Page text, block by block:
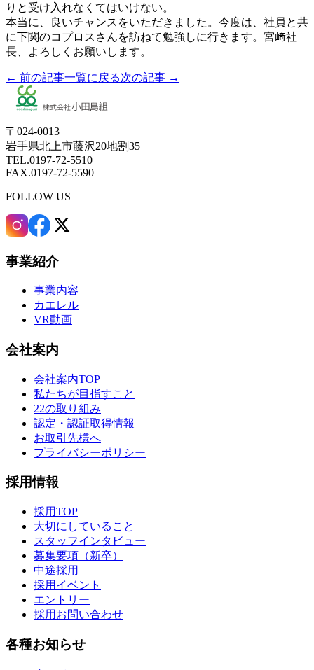
りと受け入れなくてはいけない。
本当に、良いチャンスをいただきました。今度は、社員と共
に下関のコプロスさんを訪ねて勉強しに行きます。宮﨑社
長、よろしくお願いします。
← 前の記事一覧に戻る次の記事 →
〒024-0013
岩手県北上市藤沢20地割35
TEL.0197-72-5510
FAX.0197-72-5590
FOLLOW US
事業紹介
事業内容
カエレル
VR動画
会社案内
会社案内TOP
私たちが目指すこと
22の取り組み
認定・認証取得情報
お取引先様へ
プライバシーポリシー
採用情報
採用TOP
大切にしていること
スタッフインタビュー
募集要項（新卒）
中途採用
採用イベント
エントリー
採用お問い合わせ
各種お知らせ